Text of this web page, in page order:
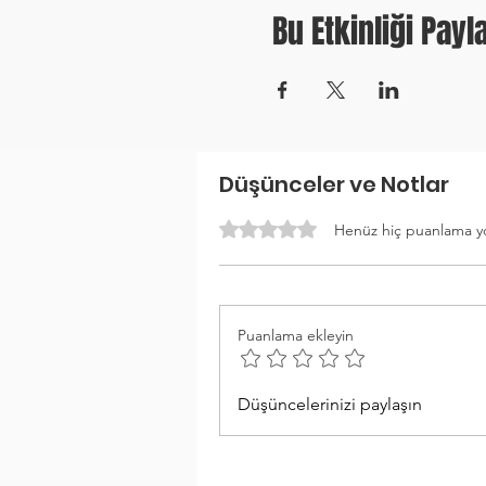
Bu Etkinliği
Düşünceler ve Notlar
5 üzerinden 0 yıldız Henüz hiç puanlama
Puanlama ekleyin
Düşüncelerinizi paylaşın